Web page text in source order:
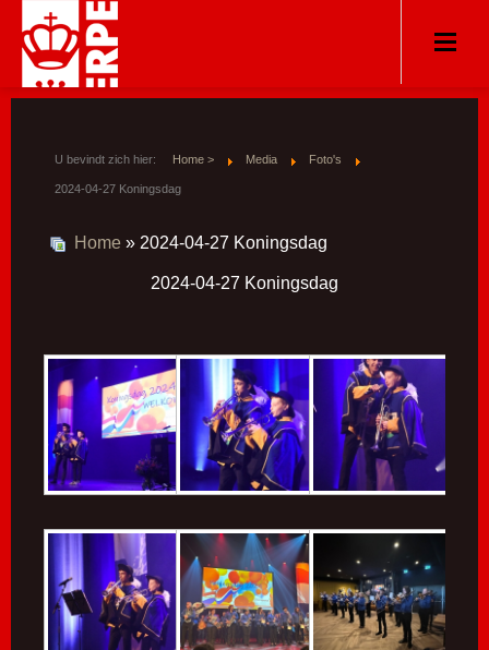
U bevindt zich hier: Home > Media Foto's
2024-04-27 Koningsdag
Home » 2024-04-27 Koningsdag
2024-04-27 Koningsdag